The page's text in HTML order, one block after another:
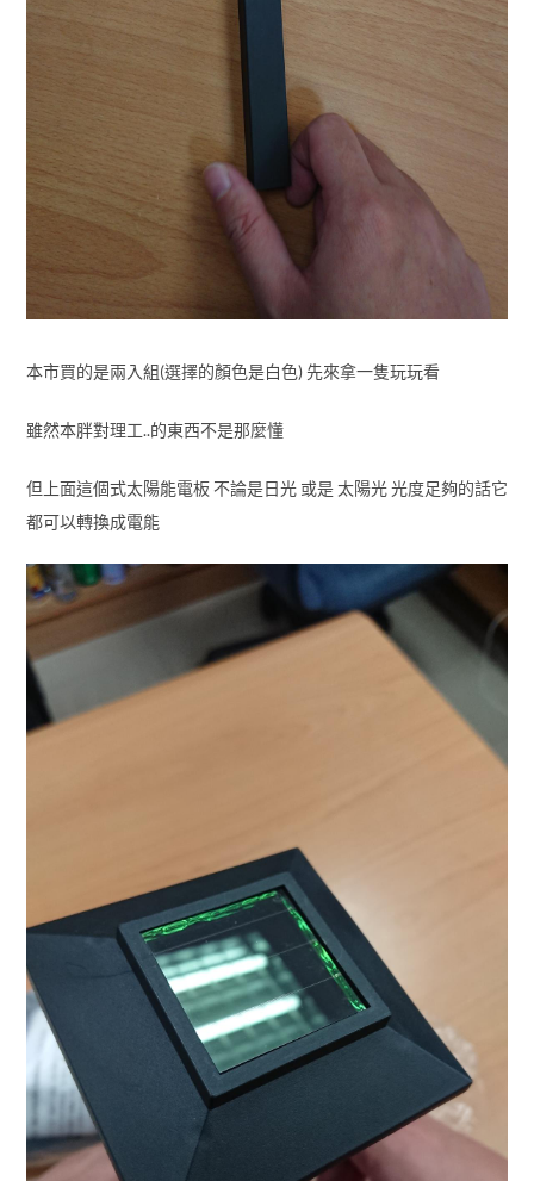
本市買的是兩入組(選擇的顏色是白色) 先來拿一隻玩玩看
雖然本胖對理工..的東西不是那麼懂
但上面這個式太陽能電板 不論是日光 或是 太陽光 光度足夠的話它
都可以轉換成電能